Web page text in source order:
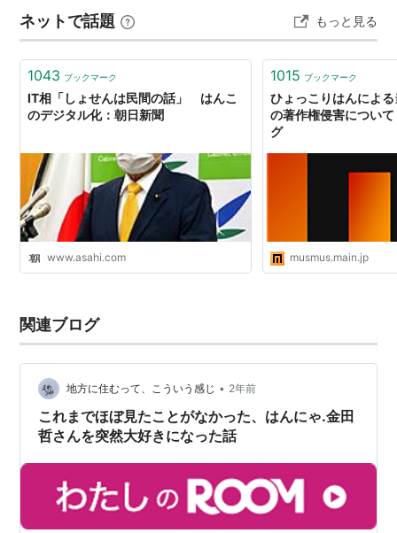
★東町ステージから少し離れた 本町ステージで11時…
ネットで話題 もっと見る
1043 ブックマーク
IT相「しょせんは民間の話」 はんこ
のデジタル化：朝日新聞
www.asahi.com
1015 ブックマーク
ひょっこりはんによ
の著作権侵害につい
グ
musmus.main.jp
関連ブログ
地方に住むって、こういう感じ • 2年前
これまでほぼ見たことがなかった、はんにゃ.金田
哲さんを突然大好きになった話